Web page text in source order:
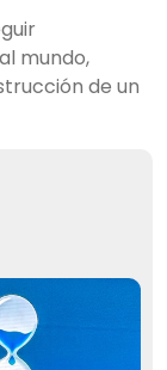
mundo,
de un